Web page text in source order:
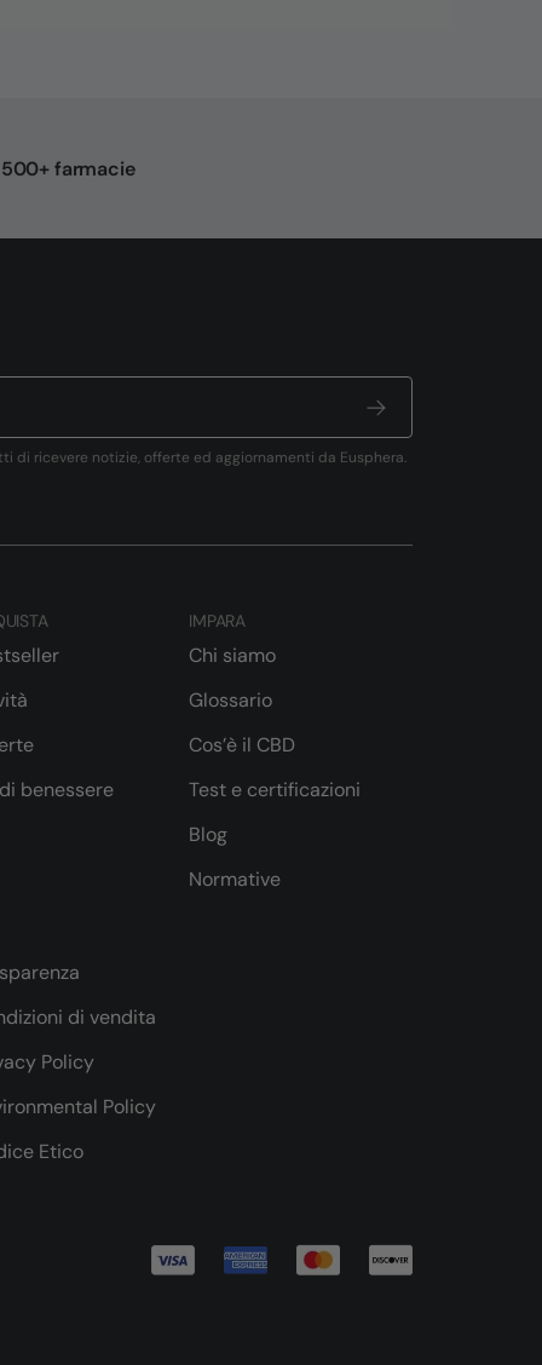
farmacie
di ricevere notizie, offerte ed aggiornamenti da Eusphera.
benessere
IMPARA
Chi siamo
Glossario
Cos’è il CBD
Test e certificazioni
Blog
Normative
di vendita
Policy
Policy
Etico